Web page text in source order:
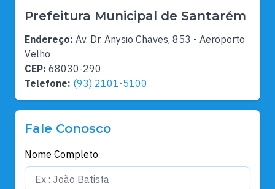
Prefeitura Municipal de Santarém
Endereço: Av. Dr. Anysio Chaves, 853 - Aeroporto
Velho
CEP: 68030-290
Telefone: (93) 2101-5100
Fale Conosco
Nome Completo